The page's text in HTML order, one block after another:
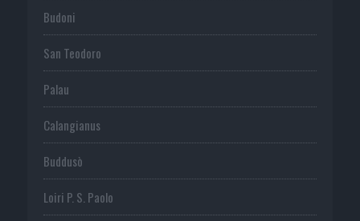
Budoni
San Teodoro
Palau
Calangianus
Buddusò
Loiri P. S. Paolo